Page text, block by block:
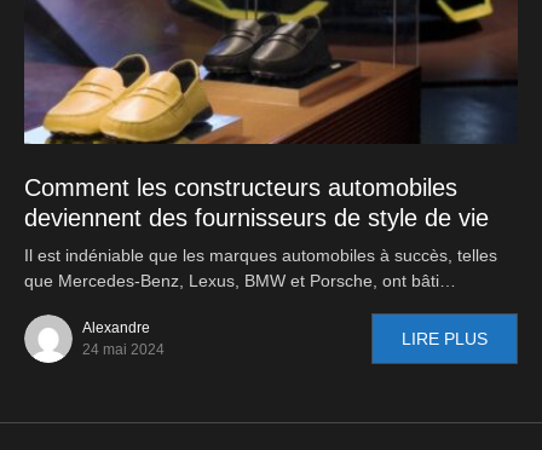
Comment les constructeurs automobiles
deviennent des fournisseurs de style de vie
Il est indéniable que les marques automobiles à succès, telles
que Mercedes-Benz, Lexus, BMW et Porsche, ont bâti…
Alexandre
24 mai 2024
LIRE PLUS